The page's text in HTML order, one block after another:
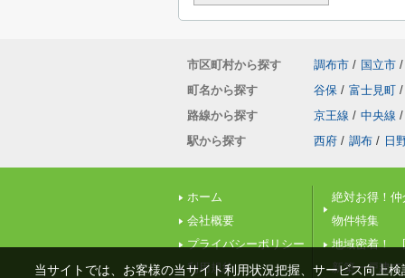
市区町村から探す 調布市 / 国立市 /
町名から探す
谷保 / 富士見町 /
路線から探す
京王線 / 中央線 /
駅から探す
西府 / 調布 / 日
ホーム
会社概要
プライバシーポリシー
利用規約
絶対お得！
物件特集
地域密着！
新築一戸建
当サイトでは、お客様の当サイト利用状況把握、サービス向上